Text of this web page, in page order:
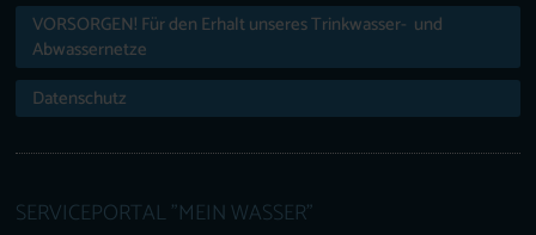
VORSORGEN! Für den Erhalt unseres Trinkwasser- und
Abwassernetze
Datenschutz
SERVICEPORTAL "MEIN WASSER"